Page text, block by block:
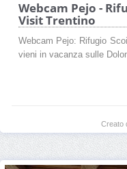
Webcam Pejo -
Visit Trentino
Webcam Pejo: Rifugio
vieni in vacanza sulle
Creato